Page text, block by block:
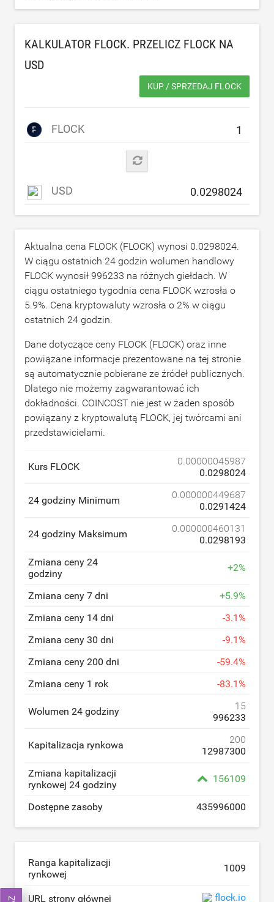
KALKULATOR FLOCK. PRZELICZ FLOCK NA
USD
KUP / SPRZEDAJ FLOCK
FLOCK
USD
Aktualna cena FLOCK (FLOCK) wynosi 0.0298024.
W ciągu ostatnich 24 godzin wolumen handlowy
FLOCK wynosił 996233 na różnych giełdach. W
ciągu ostatniego tygodnia cena FLOCK wzrosła o
5.9%. Cena kryptowaluty wzrosła o 2% w ciągu
ostatnich 24 godzin.
Dane dotyczące ceny FLOCK (FLOCK) oraz inne
powiązane informacje prezentowane na tej stronie
są automatycznie pobierane ze źródeł publicznych.
Dlatego nie możemy zagwarantować ich
dokładności. COINCOST nie jest w żaden sposób
powiązany z kryptowalutą FLOCK, jej twórcami ani
przedstawicielami.
Kurs FLOCK
0.00000045987
0.0298024
24 godziny Minimum
0.000000449687
0.0291424
24 godziny Maksimum
0.000000460131
0.0298193
Zmiana ceny 24
godziny
+2%
Zmiana ceny 7 dni +5.9%
Zmiana ceny 14 dni
-3.1%
Zmiana ceny 30 dni
-9.1%
Zmiana ceny 200 dni
-59.4%
Zmiana ceny 1 rok
-83.1%
Wolumen 24 godziny
15
996233
Kapitalizacja rynkowa
200
12987300
Zmiana kapitalizacji
rynkowej 24 godziny
156109
Dostępne zasoby 435996000
Ranga kapitalizacji
rynkowej
1009
URL strony głównej flock.io